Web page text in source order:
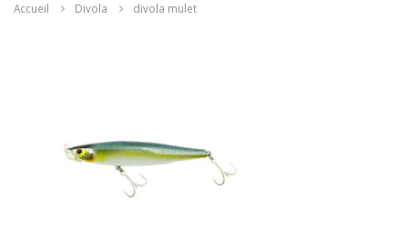
Accueil Divola divola mulet